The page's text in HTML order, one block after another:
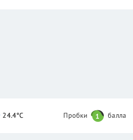
24.4°C Пробки 1 балла